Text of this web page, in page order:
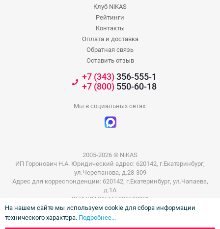
Клуб NiKAS
Рейтинги
Контакты
Оплата и доставка
Обратная связь
Оставить отзыв
+7 (343)356-555-1
+7 (800)550-60-18
Мы в социальных сетях:
2005-2026 © NiKAS
ИП Горонович Н.А. Юридический адрес: 620142, г.Екатеринбург,
ул.Черепанова, д.28-309
Адрес для корреспонденции: 620142, г.Екатеринбург, ул.Чапаева,
д.1А
ОГРНИП 305665832600031
ИНН 665801802803
На нашем сайте мы используем cookie для сбора информации
технического характера. Подробнее...